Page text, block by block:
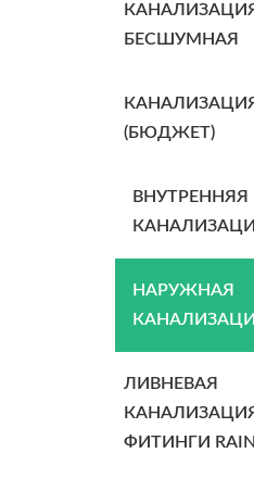
КАНАЛИЗАЦИЯ
БЕСШУМНАЯ
(БЮДЖЕТ)
ВНУТРЕННЯЯ
НАРУЖНАЯ
ЛИВНЕВАЯ
ФИТИНГИ